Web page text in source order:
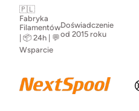
🇵🇱
Fabryka
Filamentów
| 📦 24h | 💬
Wsparcie
Doświadczenie
od 2015 roku